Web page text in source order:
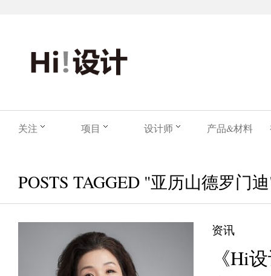
关注 项目 设计师 产品&材料
POSTS TAGGED "亚历山德罗门
资讯
《Hi